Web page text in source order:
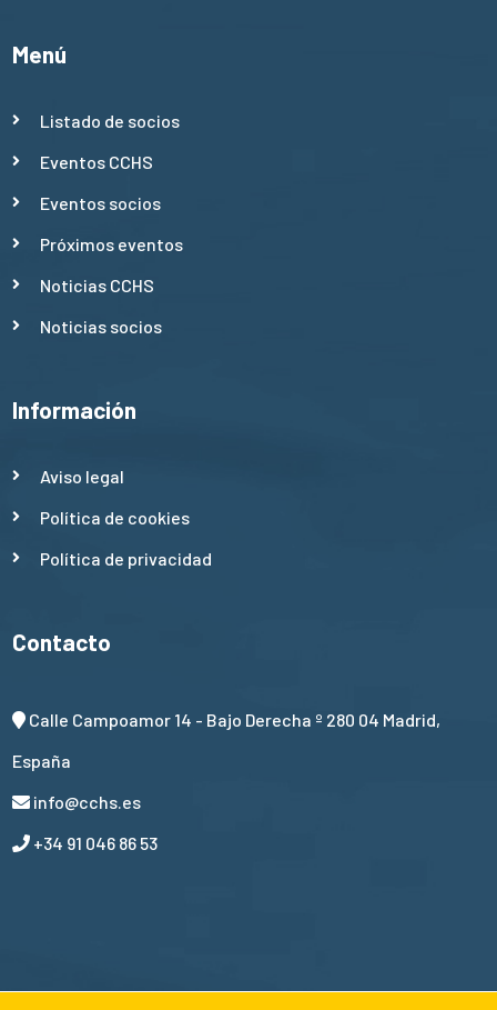
Menú
Listado de socios
Eventos CCHS
Eventos socios
Próximos eventos
Noticias CCHS
Noticias socios
Información
Aviso legal
Política de cookies
Política de privacidad
Contacto
Calle Campoamor 14 - Bajo Derecha º 280 04 Madrid,
España
info@cchs.es
+34 91 046 86 53